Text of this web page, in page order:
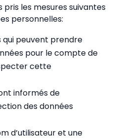
pris les mesures suivantes
personnelles:
qui peuvent prendre
pour le compte de
cette
informés de
des données
d’utilisateur et une